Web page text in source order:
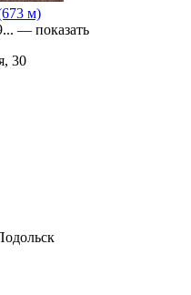
м)
— показать
30